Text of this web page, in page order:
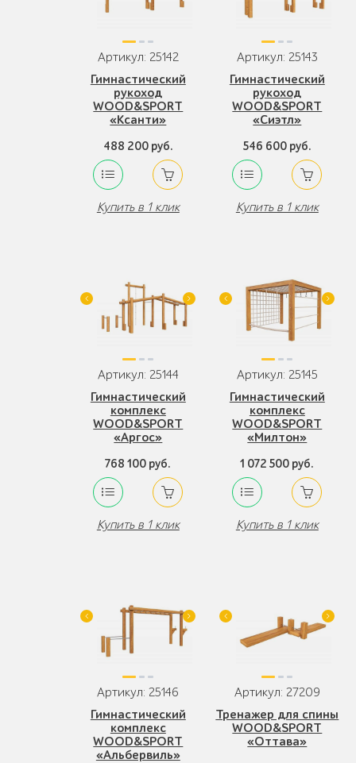
Артикул: 25142
Гимнастический
рукоход
WOOD&SPORT
«Ксанти»
488 200 руб.
Купить в 1 клик
Артикул: 25143
Гимнастический
рукоход
WOOD&SPORT
«Сиэтл»
546 600 руб.
Купить в 1 клик
Артикул: 25144
Гимнастический
комплекс
WOOD&SPORT
«Аргос»
768 100 руб.
Купить в 1 клик
Артикул: 25145
Гимнастический
комплекс
WOOD&SPORT
«Милтон»
1 072 500 руб.
Купить в 1 клик
Артикул: 25146
Гимнастический
комплекс
WOOD&SPORT
«Альбервиль»
Артикул: 27209
Тренажер для спины
WOOD&SPORT
«Оттава»